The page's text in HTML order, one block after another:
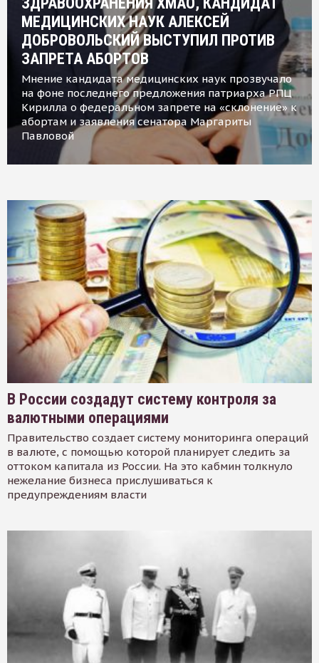
МЕДИЦИНСКИХ НАУК АЛЕКСЕЙ
ДОБРОВОЛЬСКИЙ ВЫСТУПИЛ ПРОТИВ
ЗАПРЕТА АБОРТОВ
Мнение кандидата медицинских наук прозвучало
на фоне последнего предложения патриарха РПЦ
Кирилла о федеральном запрете на «склонение» к
абортам и заявления сенатора Маргариты
Павловой
В России создадут систему контроля за
валютными операциями
Правительство создает систему мониторинга операций
в валюте, с помощью которой планирует следить за
оттоком капитала из России. На это кабмин толкнуло
нежелание бизнеса прислушиваться к
предупреждениям власти